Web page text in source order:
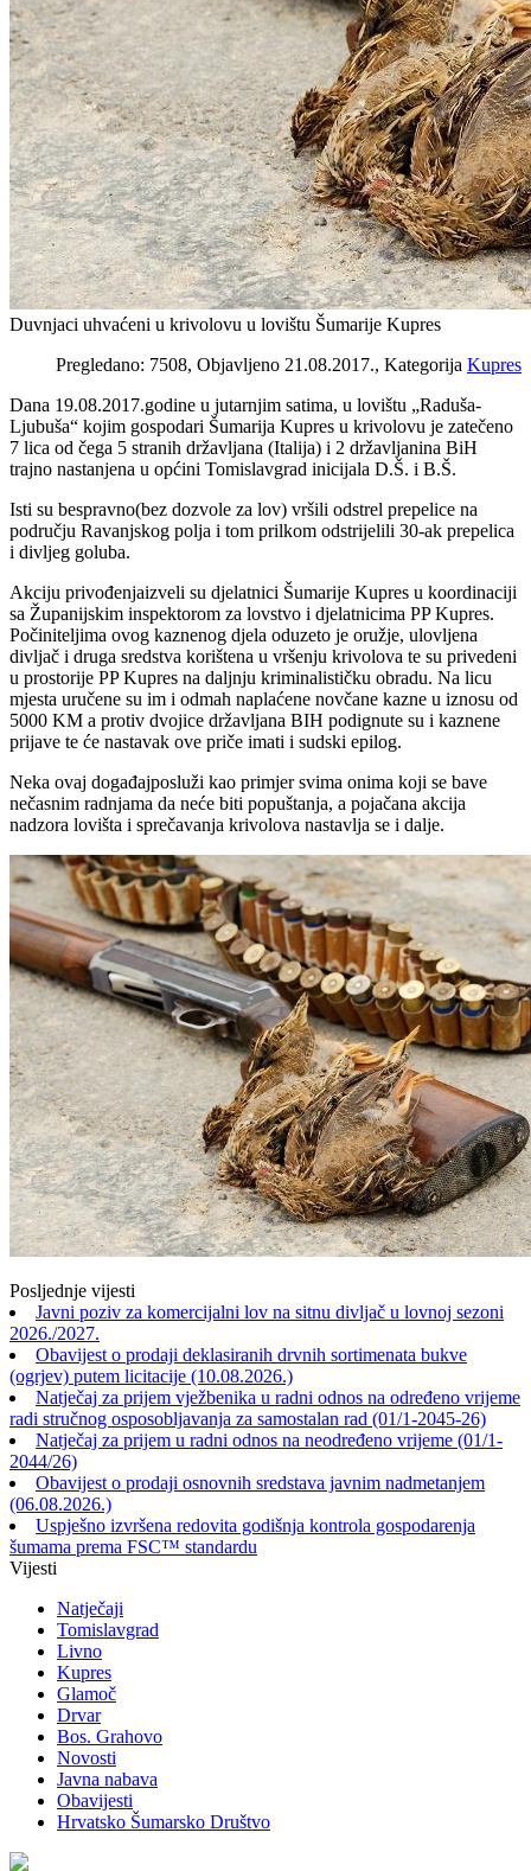
Duvnjaci uhvaćeni u krivolovu u lovištu Šumarije Kupres
Pregledano: 7508, Objavljeno 21.08.2017., Kategorija Kupres
Dana 19.08.2017.godine u jutarnjim satima, u lovištu „Raduša-
Ljubuša“ kojim gospodari Šumarija Kupres u krivolovu je zatečeno
7 lica od čega 5 stranih državljana (Italija) i 2 državljanina BiH
trajno nastanjena u općini Tomislavgrad inicijala D.Š. i B.Š.
Isti su bespravno(bez dozvole za lov) vršili odstrel prepelice na
području Ravanjskog polja i tom prilkom odstrijelili 30-ak prepelica
i divljeg goluba.
Akciju privođenjaizveli su djelatnici Šumarije Kupres u koordinaciji
sa Županijskim inspektorom za lovstvo i djelatnicima PP Kupres.
Počiniteljima ovog kaznenog djela oduzeto je oružje, ulovljena
divljač i druga sredstva korištena u vršenju krivolova te su privedeni
u prostorije PP Kupres na daljnju kriminalističku obradu. Na licu
mjesta uručene su im i odmah naplaćene novčane kazne u iznosu od
5000 KM a protiv dvojice državljana BIH podignute su i kaznene
prijave te će nastavak ove priče imati i sudski epilog.
Neka ovaj događajposluži kao primjer svima onima koji se bave
nečasnim radnjama da neće biti popuštanja, a pojačana akcija
nadzora lovišta i sprečavanja krivolova nastavlja se i dalje.
Posljednje vijesti
Javni poziv za komercijalni lov na sitnu divljač u lovnoj sezoni
2026./2027.
Obavijest o prodaji deklasiranih drvnih sortimenata bukve
(ogrjev) putem licitacije (10.08.2026.)
Natječaj za prijem vježbenika u radni odnos na određeno vrijeme
radi stručnog osposobljavanja za samostalan rad (01/1-2045-26)
Natječaj za prijem u radni odnos na neodređeno vrijeme (01/1-
2044/26)
Obavijest o prodaji osnovnih sredstava javnim nadmetanjem
(06.08.2026.)
Uspješno izvršena redovita godišnja kontrola gospodarenja
šumama prema FSC™ standardu
Vijesti
Natječaji
Tomislavgrad
Livno
Kupres
Glamoč
Drvar
Bos. Grahovo
Novosti
Javna nabava
Obavijesti
Hrvatsko Šumarsko Društvo